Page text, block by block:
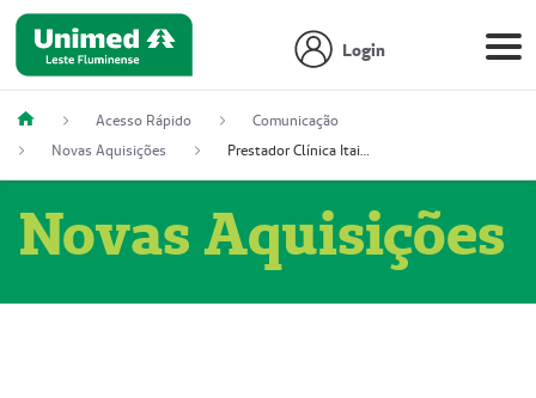
Login
Acesso Rápido
Comunicação
Novas Aquisições
Prestador Clínica Itaipú Ltda (51004348-2)
Novas Aquisições